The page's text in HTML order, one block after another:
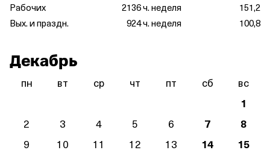
Рабочих
21
Вых. и праздн.
9
36 ч. неделя
151,2
24 ч. неделя
100,8
Декабрь
пн вт ср чт пт сб
вс
1
2
3 4 5 6 7
8
9
10 11 12 13 14
15